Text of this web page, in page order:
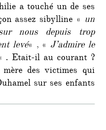
a touché un de ses
assez sibylline « un
nous depuis trop
levé« , « J’admire le
. Etait-il au courant ?
des victimes qui
sur ses enfants